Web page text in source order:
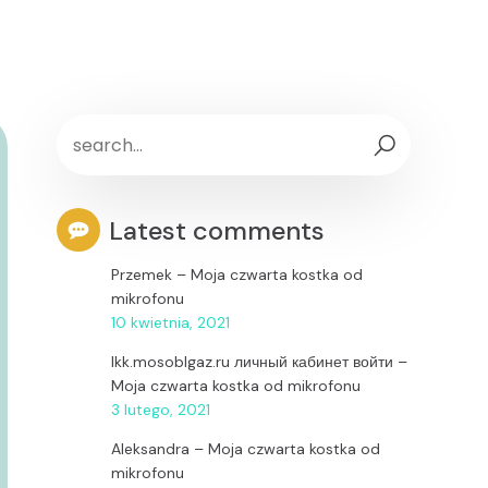
Latest comments
Przemek –Moja czwarta kostka od
mikrofonu
10 kwietnia, 2021
lkk.mosoblgaz.ru личный кабинет войти –
Moja czwarta kostka od mikrofonu
3 lutego, 2021
Aleksandra –Moja czwarta kostka od
mikrofonu